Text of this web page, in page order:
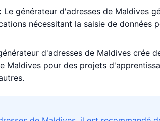
Le générateur d'adresses de Maldives
nécessitant la saisie de données
d'adresses de Maldives crée
Maldives pour des projets